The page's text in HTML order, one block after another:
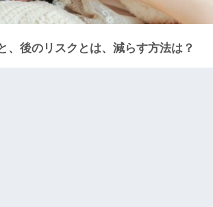
、後のリスクとは、減らす方法は？